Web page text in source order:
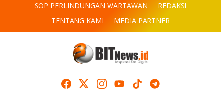
SOP PERLINDUNGAN WARTAWAN
REDAKSI
TENTANG KAMI
MEDIA PARTNER